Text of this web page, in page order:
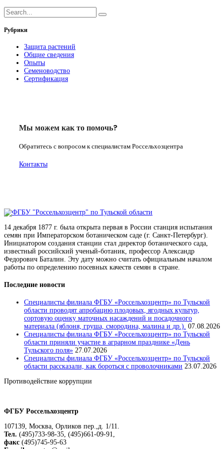
Рубрики
Защита растений
Общие сведения
Опыты
Семеноводство
Сертификация
Мы можем как то помочь?
Обратитесь с вопросом к специалистам Россельхозцентра
Контакты
14 декабря 1877 г. была открыта первая в России станция испытания
семян при Императорском ботаническом саде (г. Санкт-Петербург).
Инициатором создания станции стал директор ботанического сада,
известный российский ученый-ботаник, профессор Александр
Федорович Баталин. Эту дату можно считать официальным началом
работы по определению посевных качеств семян в стране.
Последние новости
Специалисты филиала ФГБУ «Россельхозцентр» по Тульской
области проводят апробацию плодовых, ягодных культур,
сортовую оценку маточных насаждений и посадочного
материала (яблоня, груша, смородина, малина и др.). 07.08.2026
Специалисты филиала ФГБУ «Россельхозцентр» по Тульской
области приняли участие в аграрном празднике «День
Тульского поля» 27.07.2026
Специалисты филиала ФГБУ «Россельхозцентр» по Тульской
области рассказали, как бороться с проволочниками 23.07.2026
Противодействие коррупции
ФГБУ Россельхозцентр
107139, Москва, Орликов пер.,д. 1/11.
Тел. (495)733-98-35, (495)661-09-91,
факс (495)745-95-63